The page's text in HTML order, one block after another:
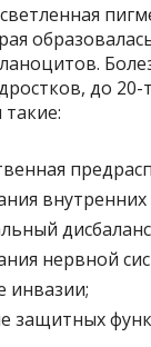
до
внутренних
нервной
инвазии;
защитных